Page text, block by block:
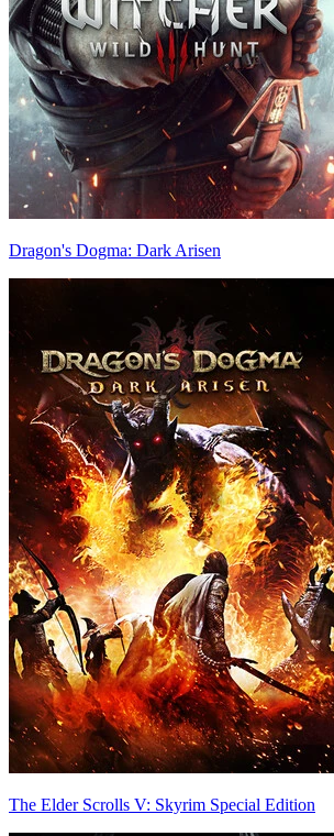
Dragon's Dogma: Dark Arisen
The Elder Scrolls V: Skyrim Special Edition